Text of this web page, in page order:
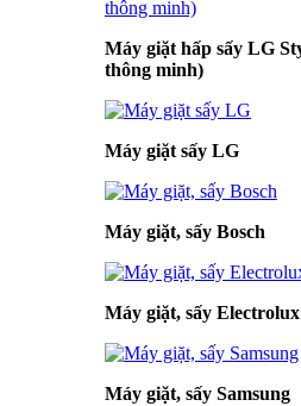
Máy giặt hấp sấy LG
thông minh)
Máy giặt sấy LG
Máy giặt, sấy Bosch
Máy giặt, sấy Electrolux
Máy giặt, sấy Samsung